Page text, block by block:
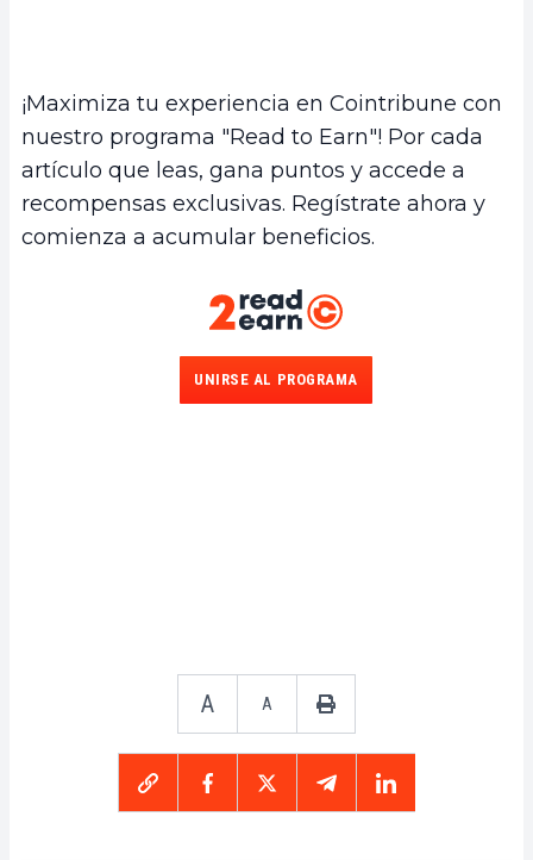
¡Maximiza tu experiencia en Cointribune con
nuestro programa "Read to Earn"! Por cada
artículo que leas, gana puntos y accede a
recompensas exclusivas. Regístrate ahora y
comienza a acumular beneficios.
UNIRSE AL PROGRAMA
A A